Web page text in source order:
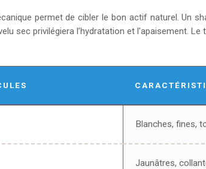
permet de cibler le bon actif naturel. Un
sec privilégiera l’hydratation et l’apaisement.
Blanches, fines,
Jaunâtres,